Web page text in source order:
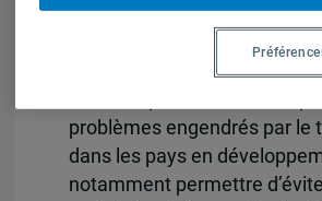
2003 : 5 – traduit par nos
Ainsi, une majorité d’auteurs
participation communautaire
problèmes engendrés par le
dans les pays en
notamment permettre